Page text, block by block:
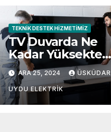
TEKNIK DESTEK HIZMETIMIZ
TV Duvarda Ne
Kadar Yüksekte
Olmalı?
ARA 25, 2024 ÜSKÜDAR
UYDU ELEKTRIK